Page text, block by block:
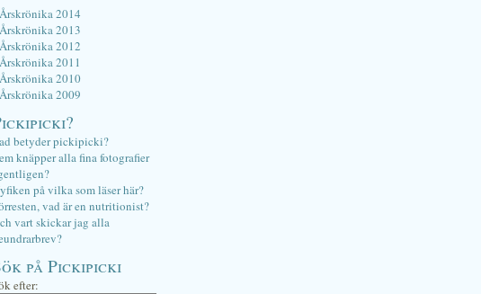
Årskrönika 2014
Årskrönika 2013
Årskrönika 2012
Årskrönika 2011
Årskrönika 2010
Årskrönika 2009
betyder pickipicki?
knäpper alla fina fotografier
på vilka som läser här?
vad är en nutritionist?
vart skickar jag alla
på Pickipicki
efter: